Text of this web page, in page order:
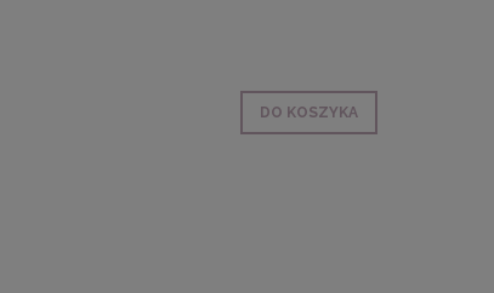
DO KOSZYKA